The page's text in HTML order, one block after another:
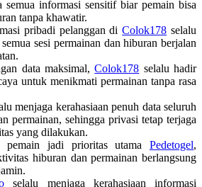
semua informasi sensitif biar pemain bisa
tanpa khawatir.
pribadi pelanggan diColok178 selalu
sesi permainan dan hiburan berjalan
data maksimal,Colok178 selalu hadir
untuk menikmati permainan tanpa rasa
menjaga kerahasiaan penuh data seluruh
permainan, sehingga privasi tetap terjaga
yang dilakukan.
pemain jadi prioritas utama Pedetogel,
hiburan dan permainan berlangsung
selalu menjaga kerahasiaan informasi